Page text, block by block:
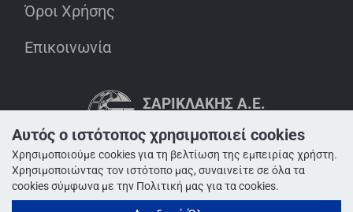
Όροι Χρήσης
Επικοινωνία
ΣΑΡΙΚΛΆΚΗΣ Α.Ε.
Αυτός ο ιστότοπος χρησιμοποιεί cookies
Χρησιμοποιούμε cookies για τη βελτίωση της εμπειρίας χρήστη.
Χρησιμοποιώντας τον ιστότοπο μας, συναινείτε σε όλα τα
cookies σύμφωνα με την Πολιτική μας για τα cookies.